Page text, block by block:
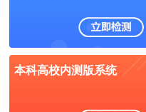
本科高校内测版系统